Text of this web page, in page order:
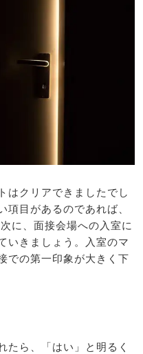
はクリアできましたでし
項目があるのであれば、
に、面接会場への入室に
いきましょう。入室のマ
での第一印象が大きく下
たら、「はい」と明るく